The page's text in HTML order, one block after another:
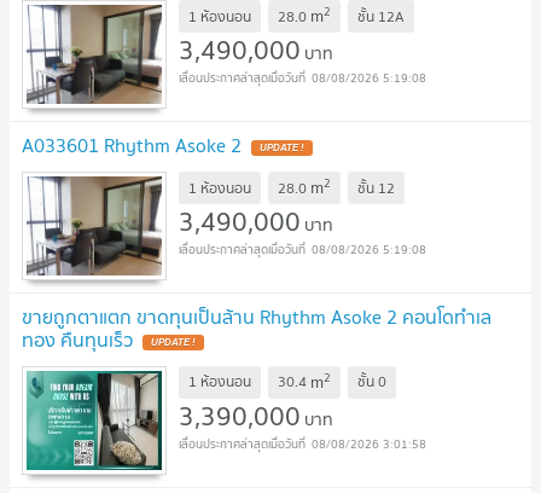
1 ห้องนอน 28.0 m2 ชั้น 12A
3,490,000 บาท
08/08/2026 5:19:08
A033601 Rhythm Asoke 2 UPDATE !
1 ห้องนอน 28.0 m2 ชั้น 12
3,490,000 บาท
08/08/2026 5:19:08
ขายถูกตาแตก ขาดทุนเป็นล้าน Rhythm Asoke 2 คอนโดทำเล
ทอง คืนทุนเร็ว UPDATE !
1 ห้องนอน 30.4 m2 ชั้น0
3,390,000 บาท
08/08/2026 3:01:58